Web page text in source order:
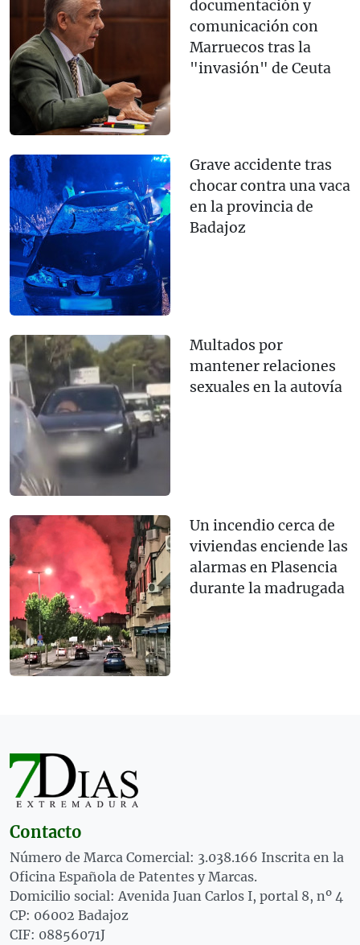
documentación y
comunicación con
Marruecos tras la
"invasión" de Ceuta
Grave accidente tras
chocar contra una vaca
en la provincia de
Badajoz
Multados por
mantener relaciones
sexuales en la autovía
Un incendio cerca de
viviendas enciende las
alarmas en Plasencia
durante la madrugada
Contacto
Número de Marca Comercial: 3.038.166 Inscrita en la
Oficina Española de Patentes y Marcas.
Domicilio social: Avenida Juan Carlos I, portal 8, nº 4
CP: 06002 Badajoz
CIF: 08856071J